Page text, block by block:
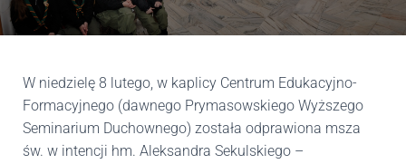
W niedzielę 8 lutego, w kaplicy Centrum Edukacyjno-
Formacyjnego (dawnego Prymasowskiego Wyższego
Seminarium Duchownego) została odprawiona msza
św. w intencji hm. Aleksandra Sekulskiego –